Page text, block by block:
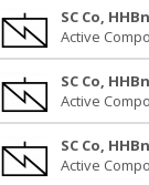
SC Co,
Active
SC Co,
Active
SC Co,
Active